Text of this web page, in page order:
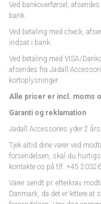
Ved bankoverførsel,
bank.
Ved betaling med check,
indsat i bank.
Ved betaling med VISA/
afsendes fra Jadall
kortoplysninger.
Alle priser er incl. moms
Garanti og reklamation
Jadall Accessories yder 2
Tjek altid dine varer ved
forsendelsen, skal du
kontakte os på tlf. +45
Varer sendt pr. efterkrav
Danmark, da det er lettere